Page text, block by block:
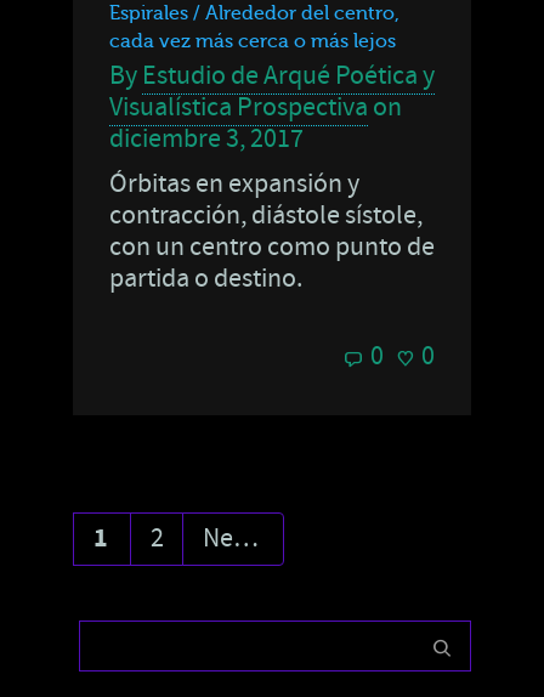
Espirales / Alrededor del centro,
cada vez más cerca o más lejos
By Estudio de Arqué Poética y
Visualística Prospectiva on
diciembre 3, 2017
Órbitas en expansión y
contracción, diástole sístole,
con un centro como punto de
partida o destino.
0 0
1 2 Next